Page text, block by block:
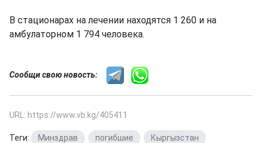
В стационарах на лечении находятся 1 260 и на
амбулаторном 1 794 человека.
Сообщи свою новость:
URL: https://www.vb.kg/405411
Теги: Минздрав погибшие Кыргызстан